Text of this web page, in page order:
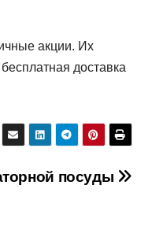
акции. Их
доставка
посуды